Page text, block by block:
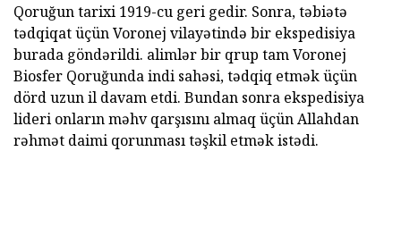
Qoruğun tarixi 1919-cu geri gedir. Sonra, təbiətə
tədqiqat üçün Voronej vilayətində bir ekspedisiya
burada göndərildi. alimlər bir qrup tam Voronej
Biosfer Qoruğunda indi sahəsi, tədqiq etmək üçün
dörd uzun il davam etdi. Bundan sonra ekspedisiya
lideri onların məhv qarşısını almaq üçün Allahdan
rəhmət daimi qorunması təşkil etmək istədi.